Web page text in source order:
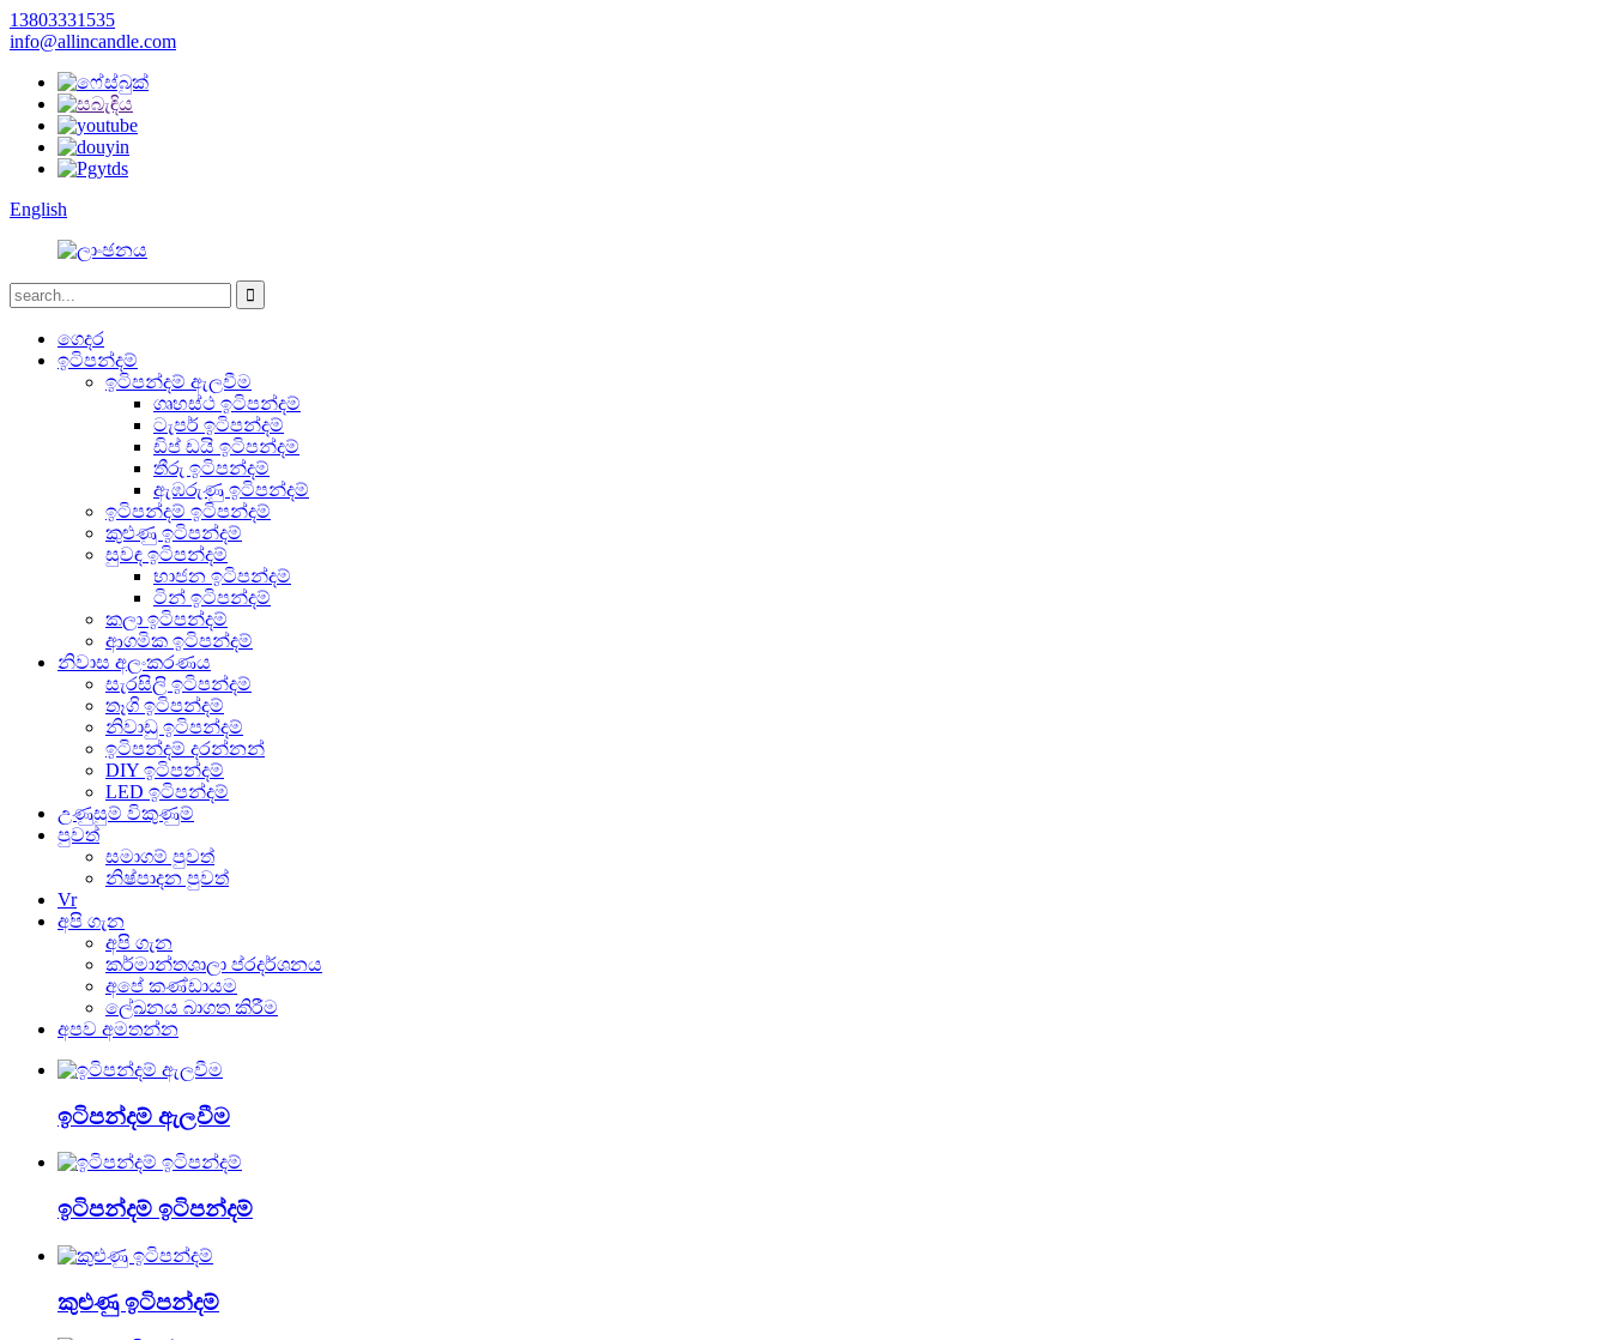
13803331535
info@allincandle.com
English
ගෙදර
ඉටිපන්දම්
ඉටිපන්දම් ඇලවීම
ගෘහස්ථ ඉටිපන්දම්
ටැපර් ඉටිපන්දම්
ඩිප් ඩයි ඉටිපන්දම්
තීරු ඉටිපන්දම්
ඇඹරුණු ඉටිපන්දම්
ඉටිපන්දම් ඉටිපන්දම්
කුළුණු ඉටිපන්දම්
සුවඳ ඉටිපන්දම්
භාජන ඉටිපන්දම්
ටින් ඉටිපන්දම්
කලා ඉටිපන්දම්
ආගමික ඉටිපන්දම්
නිවාස අලංකරණය
සැරසිලි ඉටිපන්දම්
තෑගි ඉටිපන්දම්
නිවාඩු ඉටිපන්දම්
ඉටිපන්දම් දරන්නන්
DIY ඉටිපන්දම්
LED ඉටිපන්දම්
උණුසුම් විකුණුම්
පුවත්
සමාගම් පුවත්
නිෂ්පාදන පුවත්
Vr
අපි ගැන
අපි ගැන
කර්මාන්තශාලා ප්රදර්ශනය
අපේ කණ්ඩායම
ලේඛනය බාගත කිරීම
අපව අමතන්න
ඉටිපන්දම් ඇලවීම
ඉටිපන්දම් ඉටිපන්දම්
කුළුණු ඉටිපන්දම්